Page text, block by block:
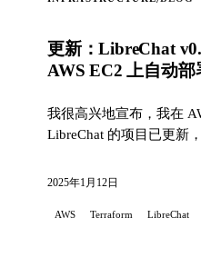
更新：LibreChat
AWS EC2 上自动部
我很高兴地宣布，我在
LibreChat 的项目已更新
2025年1月12日
AWS Terraform LibreChat